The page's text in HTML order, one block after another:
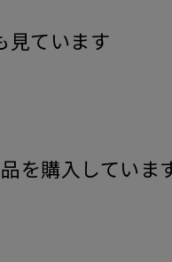
見ています
を購入していま